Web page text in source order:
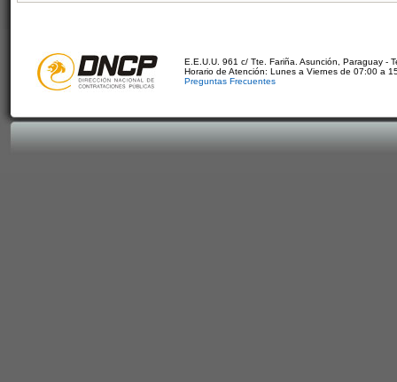
E.E.U.U. 961 c/ Tte. Fariña. Asunción, Paraguay -
Horario de Atención: Lunes a Viernes de 07:00 a
Preguntas Frecuentes